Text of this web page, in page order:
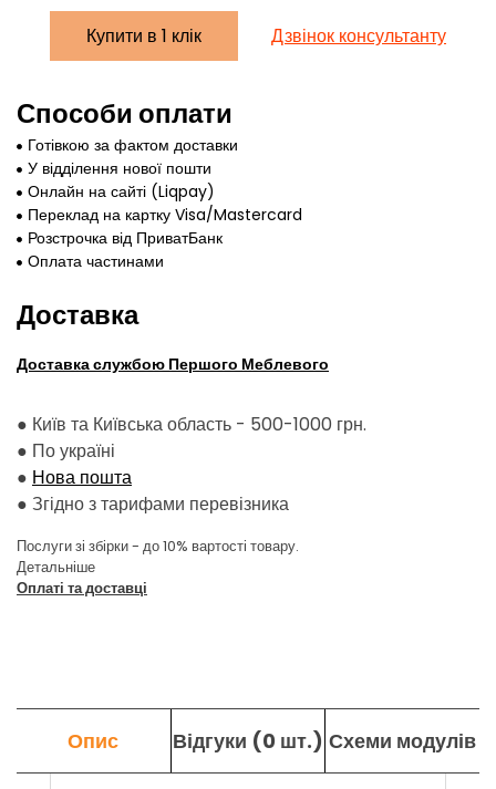
Купити в 1 клік Дзвінок консультанту
Способи оплати
Готівкою за фактом доставки
У відділення нової пошти
Онлайн на сайті (Liqpay)
Переклад на картку Visa/Mastercard
Розстрочка від ПриватБанк
Оплата частинами
Доставка
Доставка службою Першого Меблевого
● Київ та Київська область - 500-1000 грн.
● По україні
● Нова пошта
● Згідно з тарифами перевізника
Послуги зі збірки - до 10% вартості товару.
Детальніше
Оплаті та доставці
Опис Відгуки (0 шт.) Схеми модулів